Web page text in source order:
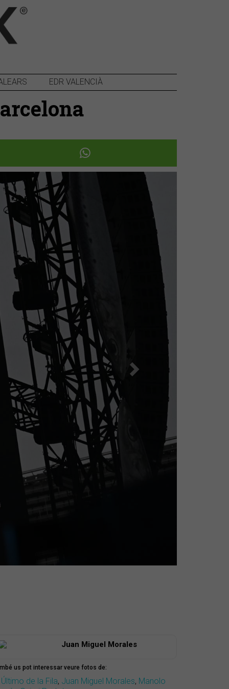
EDR VALENCIÀ
Següent
Juan Miguel Morales
us pot interessar veure fotos de:
Último de la Fila, Juan Miguel Morales, Manolo